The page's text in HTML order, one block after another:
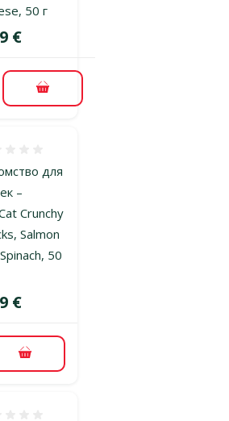
50 г
€
В корзину
для
–
Crunchy
Salmon
50
€
В корзину